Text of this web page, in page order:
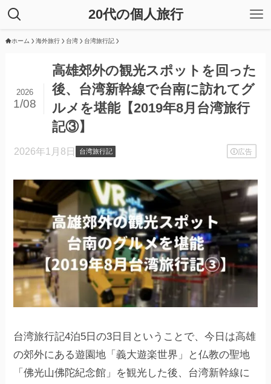
20代の個人旅行
ホーム 海外旅行 台湾 台湾旅行記
高雄郊外の観光スポットを回った
後、台湾新幹線で台南に訪れてグ
ルメを堪能【2019年8月台湾旅行
記③】
2026
1/08
広告
台湾旅行記
2026年1月8日
台湾旅行記4泊5日の3日目ということで、今日は高雄
の郊外にある遊園地「義大遊楽世界」と仏教の聖地
「佛光山佛陀紀念館」を観光した後、台湾新幹線に